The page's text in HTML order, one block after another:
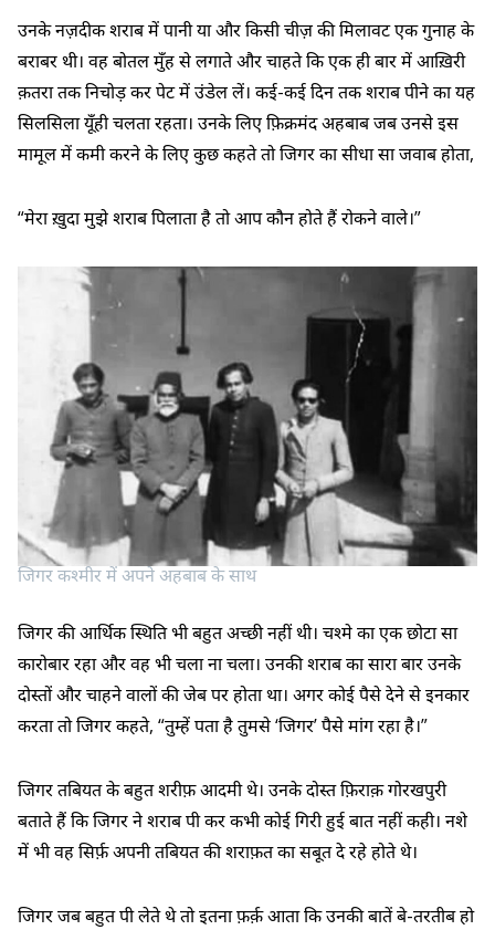
उनके नज़दीक शराब में पानी या और किसी चीज़ की मिलावट एक गुनाह के
बराबर थी। वह बोतल मुँह से लगाते और चाहते कि एक ही बार में आख़िरी
क़तरा तक निचोड़ कर पेट में उंडेल लें। कई-कई दिन तक शराब पीने का यह
सिलसिला यूँही चलता रहता। उनके लिए फ़िक्रमंद अहबाब जब उनसे इस
मामूल में कमी करने के लिए कुछ कहते तो जिगर का सीधा सा जवाब होता,
“मेरा ख़ुदा मुझे शराब पिलाता है तो आप कौन होते हैं रोकने वाले।”
जिगर कश्मीर में अपने अहबाब के साथ
जिगर की आर्थिक स्थिति भी बहुत अच्छी नहीं थी। चश्मे का एक छोटा सा
कारोबार रहा और वह भी चला ना चला। उनकी शराब का सारा बार उनके
दोस्तों और चाहने वालों की जेब पर होता था। अगर कोई पैसे देने से इनकार
करता तो जिगर कहते, “तुम्हें पता है तुमसे ‘जिगर’ पैसे मांग रहा है।”
जिगर तबियत के बहुत शरीफ़ आदमी थे। उनके दोस्त फ़िराक़ गोरखपुरी
बताते हैं कि जिगर ने शराब पी कर कभी कोई गिरी हुई बात नहीं कही। नशे
में भी वह सिर्फ़ अपनी तबियत की शराफ़त का सबूत दे रहे होते थे।
जिगर जब बहुत पी लेते थे तो इतना फ़र्क़ आता कि उनकी बातें बे-तरतीब हो